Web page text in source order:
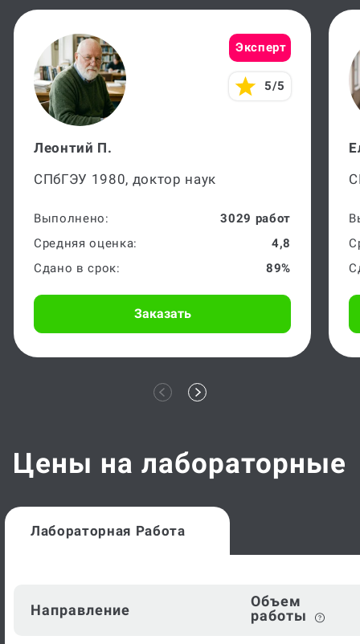
Эксперт
5/5
Леонтий П.
СПбГЭУ 1980, доктор наук
Выполнено:
3029 работ
Средняя оценка:
4,8
Сдано в срок:
89%
Заказать
Цены на лабораторные
Лабораторная Работа
Направление
Объем
работы